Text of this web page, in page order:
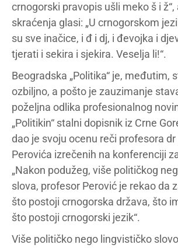
crnogorski pravopis ušli meko š i ž“,
skraćenja glasi: „U crnogorskom
su sve inačice, i đ i dj, i đevojka i
tjerati i sekira i sjekira. Veselja li!“.
Beogradska „Politika“ je, međutim,
ozbiljno, a pošto je zauzimanje
poželjna odlika profesionalnog
„Politikin“ stalni dopisnik iz Crne
dao je svoju ocenu reči profesora
Perovića izrečenih na konferenciji
„Nakon podužeg, više političkog
slova, profesor Perović je rekao da
što postoji crnogorska država, što
što postoji crnogorski jezik“.
Više političko nego lingvističko